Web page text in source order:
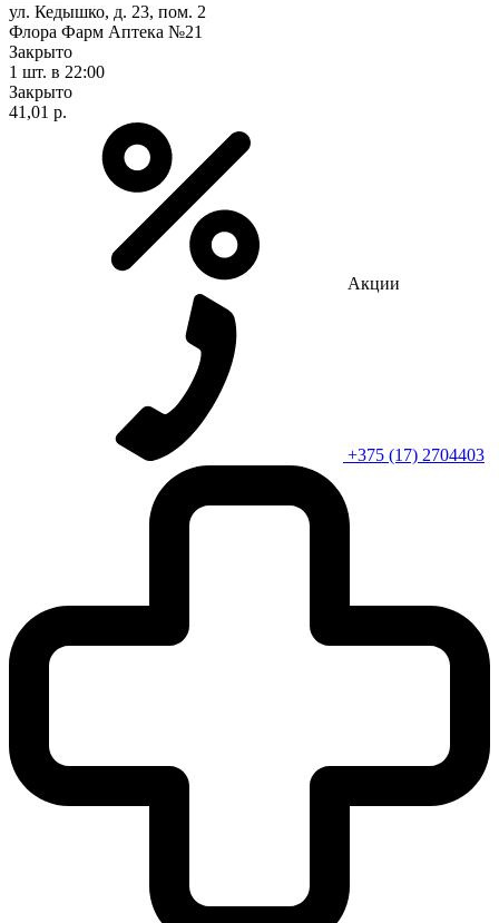
ул. Кедышко, д. 23, пом. 2
Флора Фарм Аптека №21
Закрыто
1 шт. в 22:00
Закрыто
41,01 р.
Акции
+375 (17) 2704403